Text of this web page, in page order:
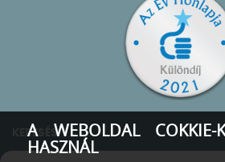
KERESÉS
A WEBOLDAL COKKIE-
HASZNÁL